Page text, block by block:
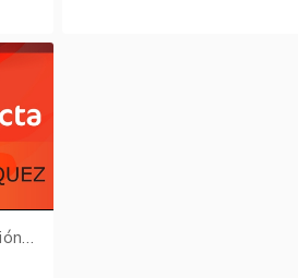
Academia Vasquez - Algebra - Ecuación de la recta